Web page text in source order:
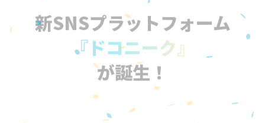
新SNSプラットフォーム
『ドコニーク』
が誕生！